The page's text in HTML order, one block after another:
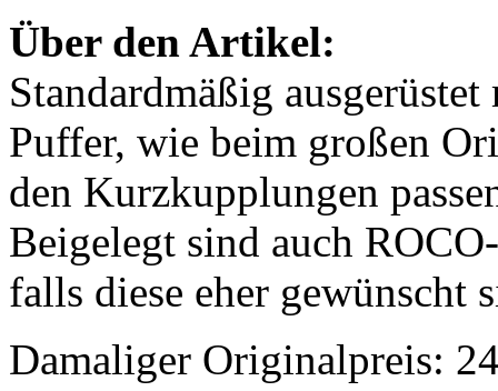
Über den Artikel:
Standardmäßig
Puffer, wie beim großen
den Kurzkupplungen
Beigelegt sind auch
falls diese eher gewünscht
Damaliger Originalpreis: